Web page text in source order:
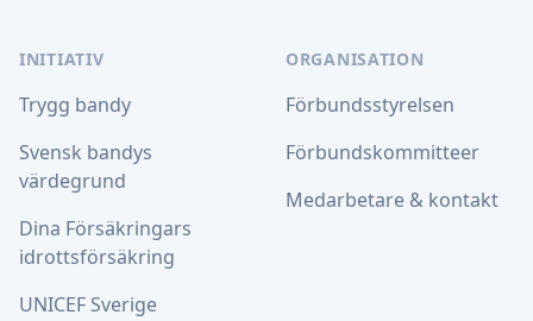
INITIATIV
Trygg bandy
Svensk bandys
värdegrund
Dina Försäkringars
idrottsförsäkring
UNICEF Sverige
ORGANISATION
Förbundsstyrelsen
Förbundskommitteer
Medarbetare & kontakt